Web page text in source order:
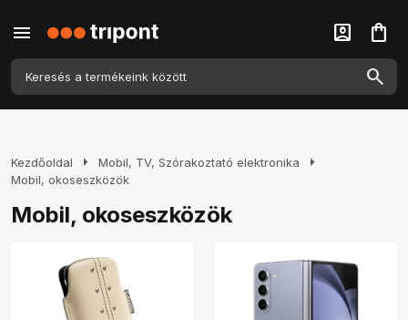
menu account_box shopping_bag
Kezdőoldal arrow_right Mobil, TV, Szórakoztató elektronika arrow_right
Mobil, okoseszközök
Mobil, okoseszközök